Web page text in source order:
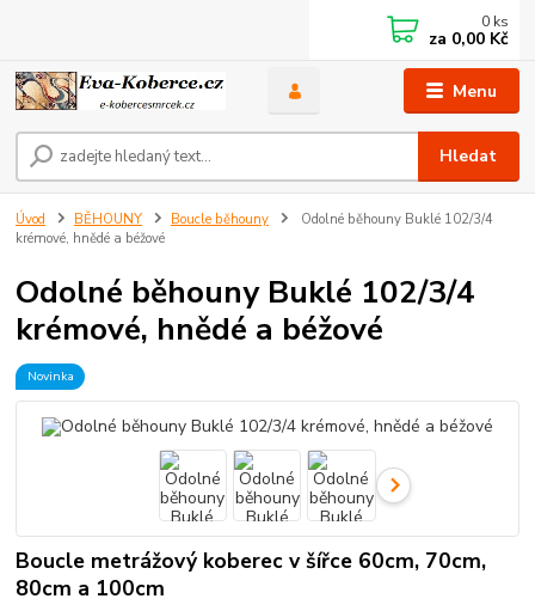
Menu
Hledat
0 ks
za 0,00 Kč
Úvod BĚHOUNY Boucle běhouny
Odolné běhouny Buklé 102/3/4
krémové, hnědé a béžové
Odolné běhouny Buklé 102/3/4
krémové, hnědé a béžové
Novinka
Boucle metrážový koberec v šířce 60cm, 70cm,
80cm a 100cm